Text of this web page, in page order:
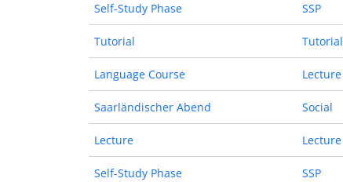
Self-Study Phase SSP
Tutorial Tutorial
Language Course Lecture
Saarländischer Abend Social
Lecture Lecture
Self-Study Phase SSP